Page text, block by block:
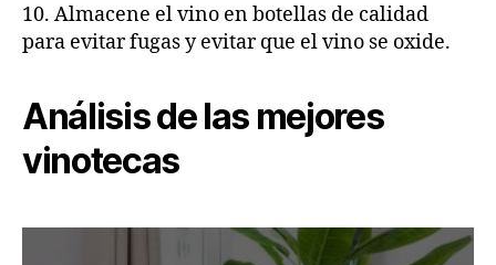
10. Almacene el vino en botellas de calidad
para evitar fugas y evitar que el vino se oxide.
Análisis de las mejores
vinotecas